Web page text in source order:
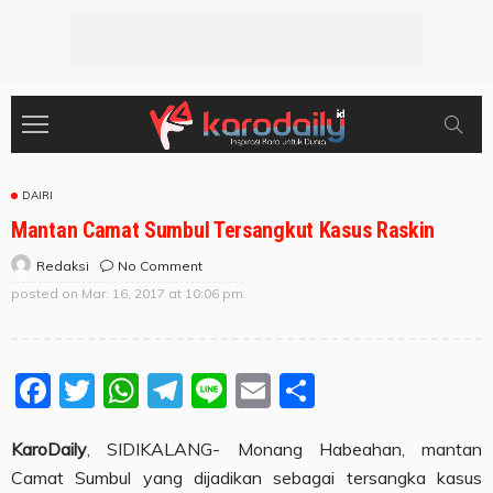
DAIRI
Mantan Camat Sumbul Tersangkut Kasus Raskin
Redaksi
No Comment
posted on Mar. 16, 2017 at 10:06 pm
Facebook
Twitter
WhatsApp
Telegram
LineEmail
KaroDaily , SIDIKALANG- Monang Habeahan, mantan
Camat Sumbul yang dijadikan sebagai tersangka kasus